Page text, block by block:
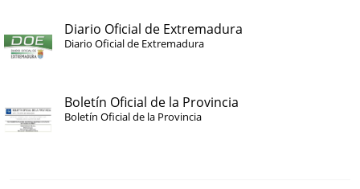
Diario Oficial de Extremadura
Diario Oficial de Extremadura
Boletín Oficial de la Provincia
Boletín Oficial de la Provincia